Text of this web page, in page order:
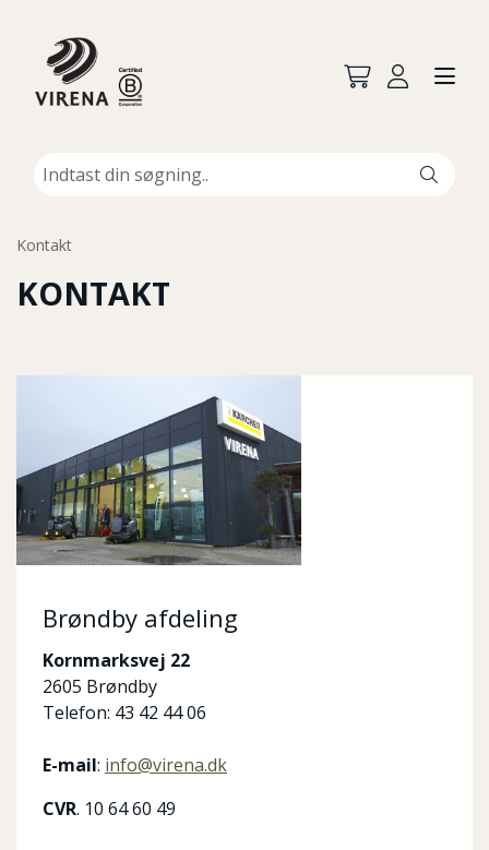
Kontakt
KONTAKT
Brøndby afdeling
Kornmarksvej 22
2605 Brøndby
Telefon: 43 42 44 06
E-mail: info@virena.dk
CVR. 10 64 60 49